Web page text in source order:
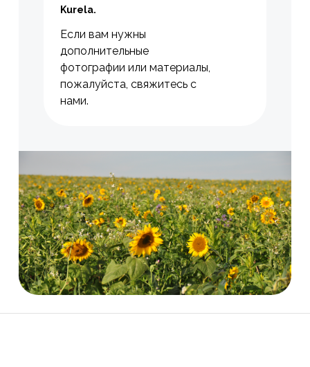
Kurelа.
Если вам нужны
дополнительные
фотографии или материалы,
пожалуйста, свяжитесь с
нами.